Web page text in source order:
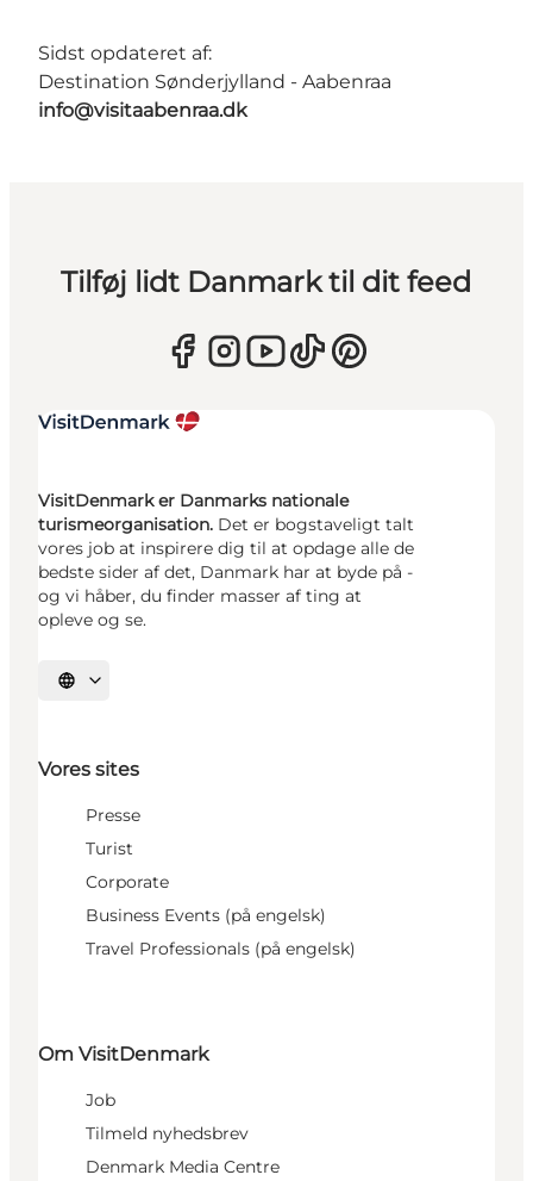
Sidst opdateret af:
Destination Sønderjylland - Aabenraa
info@visitaabenraa.dk
Tilføj lidt Danmark til dit feed
VisitDenmark er Danmarks nationale
turismeorganisation. Det er bogstaveligt talt
vores job at inspirere dig til at opdage alle de
bedste sider af det, Danmark har at byde på -
og vi håber, du finder masser af ting at
opleve og se.
Vælg sprog
Vores sites
Presse
Turist
Corporate
Business Events (på engelsk)
Travel Professionals (på engelsk)
Om VisitDenmark
Job
Tilmeld nyhedsbrev
Denmark Media Centre